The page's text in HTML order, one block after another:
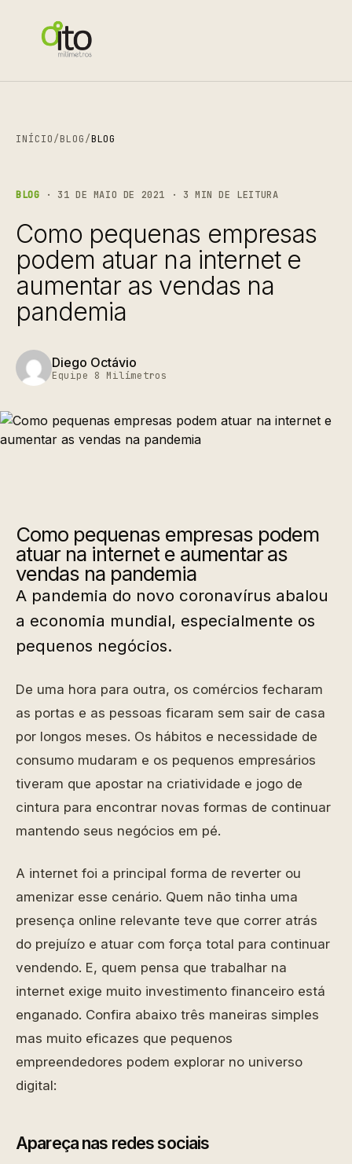
INÍCIO/BLOG/BLOG
BLOG · 31 DE MAIO DE 2021 · 3 MIN DE LEITURA
Como pequenas empresas
podem atuar na internet e
aumentar as vendas na
pandemia
Diego Octávio
Equipe 8 Milímetros
Como pequenas empresas podem
atuar na internet e aumentar as
vendas na pandemia
A pandemia do novo coronavírus abalou
a economia mundial, especialmente os
pequenos negócios.
De uma hora para outra, os comércios fecharam
as portas e as pessoas ficaram sem sair de casa
por longos meses. Os hábitos e necessidade de
consumo mudaram e os pequenos empresários
tiveram que apostar na criatividade e jogo de
cintura para encontrar novas formas de continuar
mantendo seus negócios em pé.
A internet foi a principal forma de reverter ou
amenizar esse cenário. Quem não tinha uma
presença online relevante teve que correr atrás
do prejuízo e atuar com força total para continuar
vendendo. E, quem pensa que trabalhar na
internet exige muito investimento financeiro está
enganado. Confira abaixo três maneiras simples
mas muito eficazes que pequenos
empreendedores podem explorar no universo
digital:
Apareça nas redes sociais